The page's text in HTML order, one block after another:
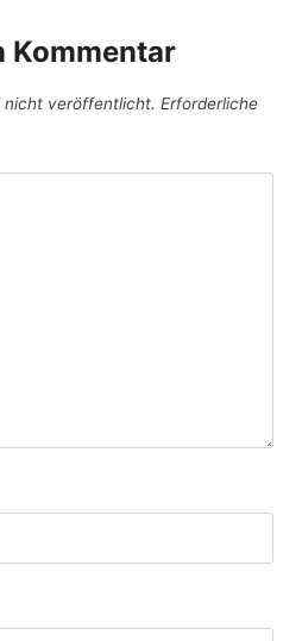
Kommentar
nicht veröffentlicht. Erforderliche